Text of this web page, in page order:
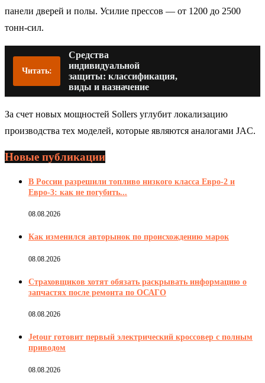
панели дверей и полы. Усилие прессов — от 1200 до 2500
тонн-сил.
Читать:
Средства
индивидуальной
защиты: классификация,
виды и назначение
За счет новых мощностей Sollers углубит локализацию
производства тех моделей, которые являются аналогами JAC.
Новые публикации
В России разрешили топливо низкого класса Евро-2 и
Евро-3: как не погубить...
08.08.2026
Как изменился авторынок по происхождению марок
08.08.2026
Страховщиков хотят обязать раскрывать информацию о
запчастях после ремонта по ОСАГО
08.08.2026
Jetour готовит первый электрический кроссовер с полным
приводом
08.08.2026